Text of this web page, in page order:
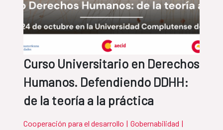
Curso Universitario en Derechos
Humanos. Defendiendo DDHH:
de la teoría a la práctica
Cooperación para el desarrollo | Gobernabilidad |